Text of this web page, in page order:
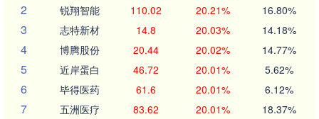
2 锐翔智能 110.02 20.21% 16.80%
3 志特新材 14.8 20.03% 14.18%
4 博腾股份 20.44 20.02% 14.77%
5 近岸蛋白 46.72 20.01% 5.62%
6 毕得医药 61.6 20.01% 6.12%
7 五洲医疗 83.62 20.01% 18.37%